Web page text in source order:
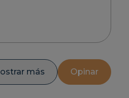
más Opinar